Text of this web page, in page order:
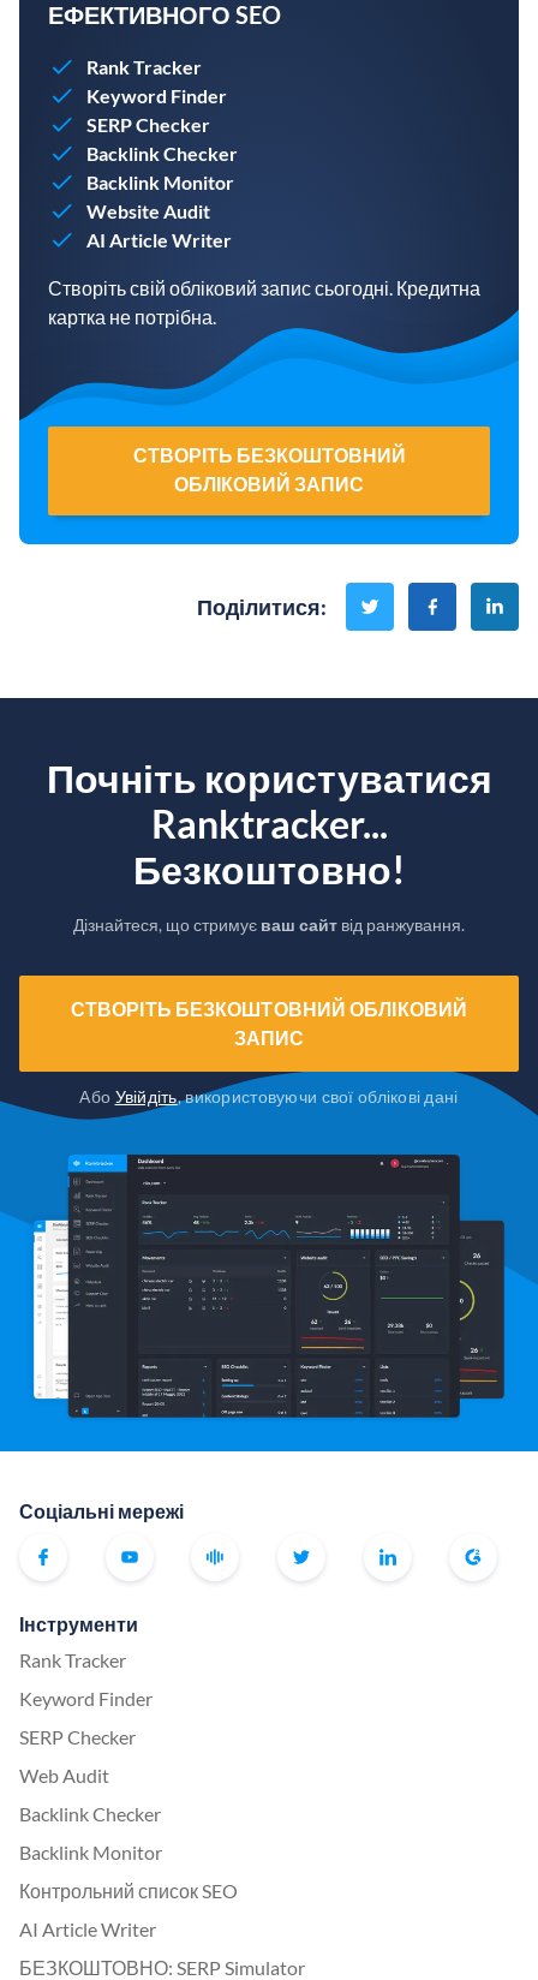
ЕФЕКТИВНОГО SEO
Rank Tracker
Keyword Finder
SERP Checker
Backlink Checker
Backlink Monitor
Website Audit
AI Article Writer
Створіть свій обліковий запис сьогодні. Кредитна
картка не потрібна.
СТВОРІТЬ БЕЗКОШТОВНИЙ
ОБЛІКОВИЙ ЗАПИС
Поділитися:
Почніть користуватися
Ranktracker...
Безкоштовно!
Дізнайтеся, що стримує ваш сайт від ранжування.
СТВОРІТЬ БЕЗКОШТОВНИЙ ОБЛІКОВИЙ
ЗАПИС
Або Увійдіть, використовуючи свої облікові дані
Соціальні мережі
Інструменти
Rank Tracker
Keyword Finder
SERP Checker
Web Audit
Backlink Checker
Backlink Monitor
Контрольний список SEO
AI Article Writer
БЕЗКОШТОВНО: SERP Simulator